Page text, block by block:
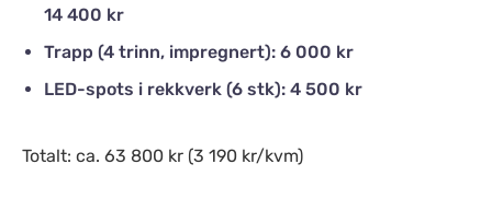
14 400 kr
Trapp (4 trinn, impregnert): 6 000 kr
LED-spots i rekkverk (6 stk): 4 500 kr
Totalt: ca. 63 800 kr (3 190 kr/kvm)